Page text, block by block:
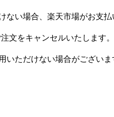
い場合、楽天市場がお支
文をキャンセルいたします。
いただけない場合がございま